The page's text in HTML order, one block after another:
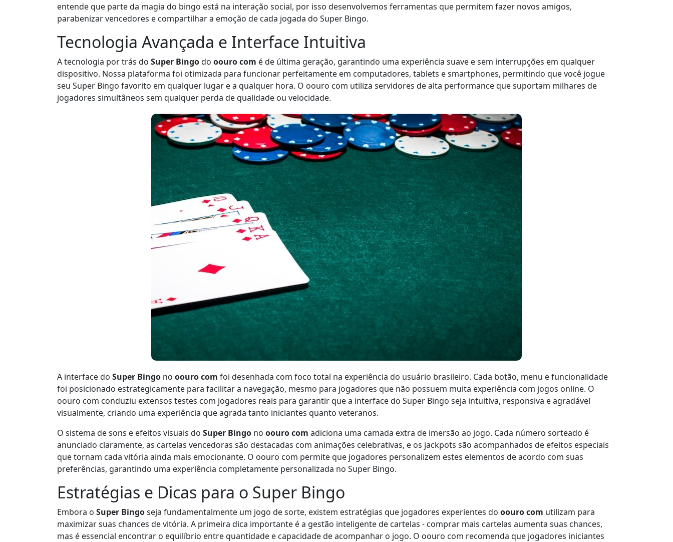
entende que parte da magia do bingo está na interação social, por isso desenvolvemos ferramentas que permitem fazer novos amigos,
parabenizar vencedores e compartilhar a emoção de cada jogada do Super Bingo.
Tecnologia Avançada e Interface Intuitiva
A tecnologia por trás do Super Bingodo oouro com é de última geração, garantindo uma experiência suave e sem interrupções em qualquer
dispositivo. Nossa plataforma foi otimizada para funcionar perfeitamente em computadores, tablets e smartphones, permitindo que você jogue
seu Super Bingo favorito em qualquer lugar e a qualquer hora. O oouro com utiliza servidores de alta performance que suportam milhares de
jogadores simultâneos sem qualquer perda de qualidade ou velocidade.
A interface do Super Bingo no oouro com foi desenhada com foco total na experiência do usuário brasileiro. Cada botão, menu e funcionalidade
foi posicionado estrategicamente para facilitar a navegação, mesmo para jogadores que não possuem muita experiência com jogos online. O
oouro com conduziu extensos testes com jogadores reais para garantir que a interface do Super Bingo seja intuitiva, responsiva e agradável
visualmente, criando uma experiência que agrada tanto iniciantes quanto veteranos.
O sistema de sons e efeitos visuais do Super Bingo no oouro com adiciona uma camada extra de imersão ao jogo. Cada número sorteado é
anunciado claramente, as cartelas vencedoras são destacadas com animações celebrativas, e os jackpots são acompanhados de efeitos especiais
que tornam cada vitória ainda mais emocionante. O oouro com permite que jogadores personalizem estes elementos de acordo com suas
preferências, garantindo uma experiência completamente personalizada no Super Bingo.
Estratégias e Dicas para o Super Bingo
Embora o Super Bingoseja fundamentalmente um jogo de sorte, existem estratégias que jogadores experientes do oouro com utilizam para
maximizar suas chances de vitória. A primeira dica importante é a gestão inteligente de cartelas - comprar mais cartelas aumenta suas chances,
mas é essencial encontrar o equilíbrio entre quantidade e capacidade de acompanhar o jogo. O oouro com recomenda que jogadores iniciantes